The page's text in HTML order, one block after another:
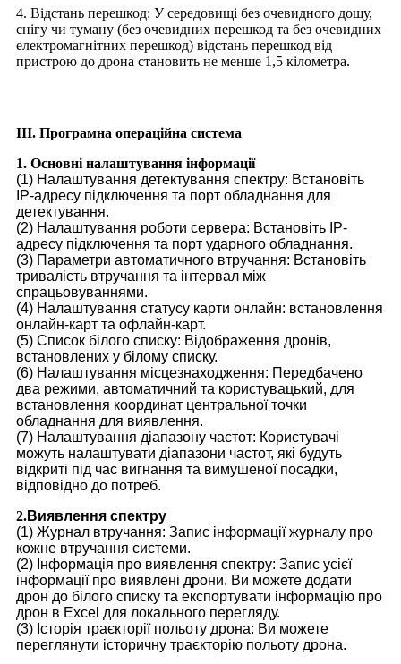
4. Відстань перешкод: У середовищі без очевидного дощу,
снігу чи туману (без очевидних перешкод та без очевидних
електромагнітних перешкод) відстань перешкод від
пристрою до дрона становить не менше 1,5 кілометра.
III. Програмна операційна система
1. Основні налаштування інформації
(1) Налаштування детектування спектру: Встановіть
IP-адресу підключення та порт обладнання для
детектування.
(2) Налаштування роботи сервера: Встановіть IP-
адресу підключення та порт ударного обладнання.
(3) Параметри автоматичного втручання: Встановіть
тривалість втручання та інтервал між
спрацьовуваннями.
(4) Налаштування статусу карти онлайн: встановлення
онлайн-карт та офлайн-карт.
(5) Список білого списку: Відображення дронів,
встановлених у білому списку.
(6) Налаштування місцезнаходження: Передбачено
два режими, автоматичний та користувацький, для
встановлення координат центральної точки
обладнання для виявлення.
(7) Налаштування діапазону частот: Користувачі
можуть налаштувати діапазони частот, які будуть
відкриті під час вигнання та вимушеної посадки,
відповідно до потреб.
2.Виявлення спектру
(1) Журнал втручання: Запис інформації журналу про
кожне втручання системи.
(2) Інформація про виявлення спектру: Запис усієї
інформації про виявлені дрони. Ви можете додати
дрон до білого списку та експортувати інформацію про
дрон в Excel для локального перегляду.
(3) Історія траєкторії польоту дрона: Ви можете
переглянути історичну траєкторію польоту дрона.